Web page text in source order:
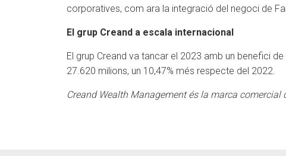
corporatives, com ara la integració del negoci de
El grup Creand a escala internacional
El grup Creand va tancar el 2023 amb un benefici
27.620 milions, un 10,47% més respecte del 2022.
Creand Wealth Management és la marca comercial